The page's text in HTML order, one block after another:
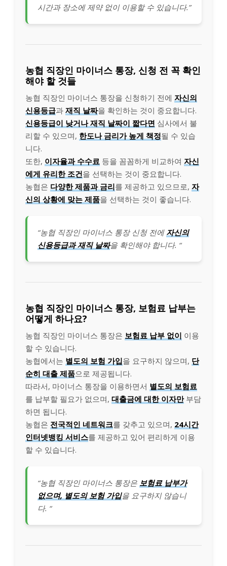
시간과 장소에 제약 없이 이용할 수 있습니다.”
농협 직장인 마이너스 통장, 신청 전 꼭 확인
해야 할 것들
농협 직장인 마이너스 통장을 신청하기 전에 자신의
신용등급과 재직 날짜을 확인하는 것이 중요합니다.
신용등급이 낮거나 재직 날짜이 짧다면 심사에서 불
리할 수 있으며, 한도나 금리가 높게 책정될 수 있습
니다.
또한, 이자율과 수수료 등을 꼼꼼하게 비교하여 자신
에게 유리한 조건을 선택하는 것이 중요합니다.
농협은 다양한 제품과 금리를 제공하고 있으므로, 자
신의 상황에 맞는 제품을 선택하는 것이 좋습니다.
“농협 직장인 마이너스 통장 신청 전에 자신의
신용등급과 재직 날짜을 확인해야 합니다. “
농협 직장인 마이너스 통장, 보험료 납부는
어떻게 하나요?
농협 직장인 마이너스 통장은 보험료 납부 없이 이용
할 수 있습니다.
농협에서는 별도의 보험 가입을 요구하지 않으며, 단
순히 대출 제품으로 제공됩니다.
따라서, 마이너스 통장을 이용하면서 별도의 보험료
를 납부할 필요가 없으며, 대출금에 대한 이자만부담
하면 됩니다.
농협은 전국적인 네트워크를 갖추고 있으며, 24시간
인터넷뱅킹 서비스를 제공하고 있어 편리하게 이용
할 수 있습니다.
“농협 직장인 마이너스 통장은 보험료 납부가
없으며, 별도의 보험 가입을 요구하지 않습니
다. “